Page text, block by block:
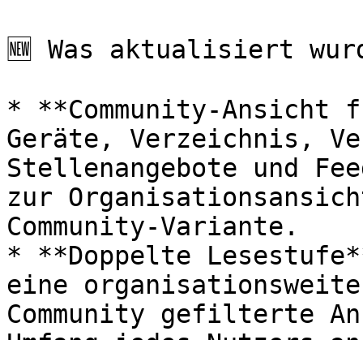
🆕 Was aktualisiert
* **Community-Ansicht
Geräte, Verzeichnis,
Stellenangebote und
zur
Community-Variante.
* **Doppelte
eine
Community gefilterte